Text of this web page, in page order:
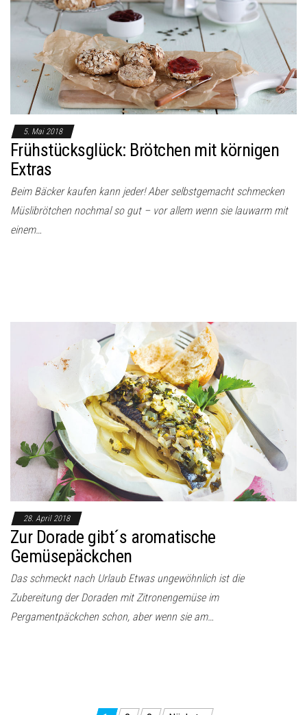
5. Mai 2018
Frühstücksglück: Brötchen mit körnigen
Extras
Beim Bäcker kaufen kann jeder! Aber selbstgemacht schmecken
Müslibrötchen nochmal so gut – vor allem wenn sie lauwarm mit
einem…
28. April 2018
Zur Dorade gibt´s aromatische
Gemüsepäckchen
Das schmeckt nach Urlaub Etwas ungewöhnlich ist die
Zubereitung der Doraden mit Zitronengemüse im
Pergamentpäckchen schon, aber wenn sie am…